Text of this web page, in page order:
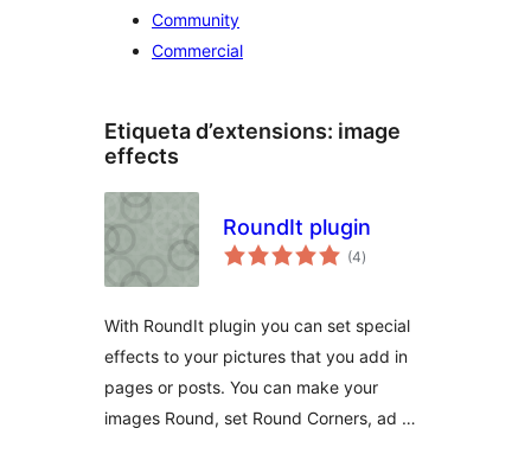
Community
Commercial
Etiqueta d’extensions: image
effects
RoundIt plugin
(4puntuacions
totals
)
With RoundIt plugin you can set special
effects to your pictures that you add in
pages or posts. You can make your
images Round, set Round Corners, ad …